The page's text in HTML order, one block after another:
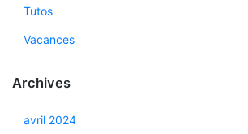
Tutos
Vacances
Archives
avril 2024